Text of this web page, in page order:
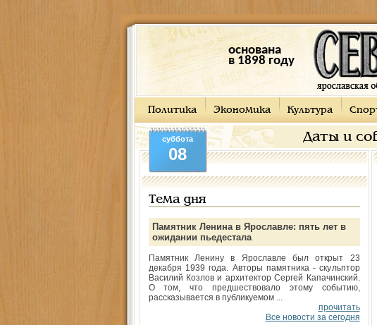
основана
в 1898 году
Политика Экономика Культура
Даты и
суббота
08
Тема дня
Памятник Ленина в Ярославле: пять лет в
ожидании пьедестала
Памятник Ленину в Ярославле был открыт 23
декабря 1939 года. Авторы памятника - скульптор
Василий Козлов и архитектор Сергей Капачинский.
О том, что предшествовало этому событию,
рассказывается в публикуемом ...
прочитать
Все новости за сегодня